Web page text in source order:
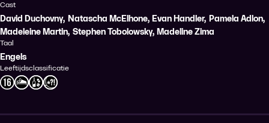
Cast
David Duchovny, Natascha McElhone, Evan Handler, Pamela Adlon,
Madeleine Martin, Stephen Tobolowsky, Madeline Zima
Taal
Engels
Leeftijdsclassificatie